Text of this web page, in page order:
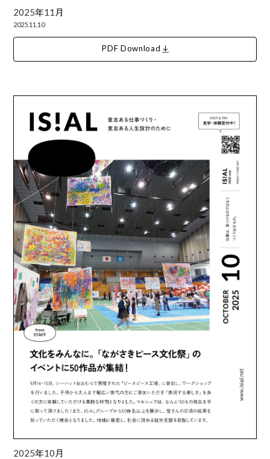
2025年11月
2025.11.10
PDF Download
2025年10月